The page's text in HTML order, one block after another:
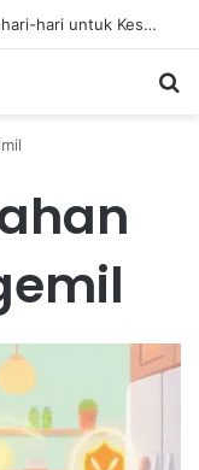
Mengatasi Dampak Pikiran Negatif Sehari-hari untuk Kesehatan Mental yang Lebih Baik